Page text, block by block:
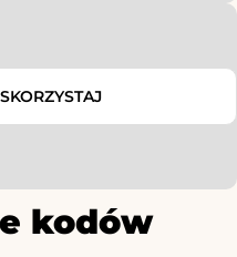
SKORZYSTAJ
kodów